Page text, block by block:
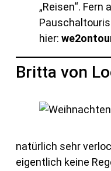
„Reisen“. Fern
hier:
Britta von
natürlich sehr
eigentlich keine